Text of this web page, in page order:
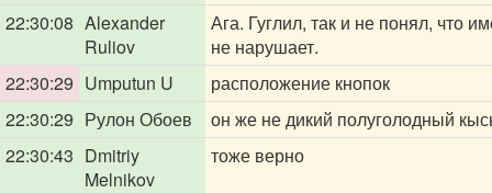
22:30:08 Alexander
Ruliov
Ага. Гуглил, так и не понял, что
не нарушает.
22:30:29 Umputun U
расположение кнопок
22:30:29 Рулон Обоев
он же не дикий полуголодный
22:30:43 Dmitriy
Melnikov
тоже верно